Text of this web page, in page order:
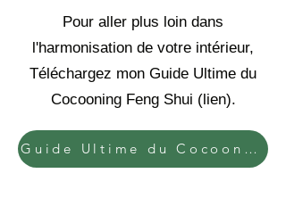
Pour aller plus loin dans
l'harmonisation de votre intérieur,
Téléchargez mon Guide Ultime du
Cocooning Feng Shui (lien).
Guide Ultime du Cocooning Feng Shui